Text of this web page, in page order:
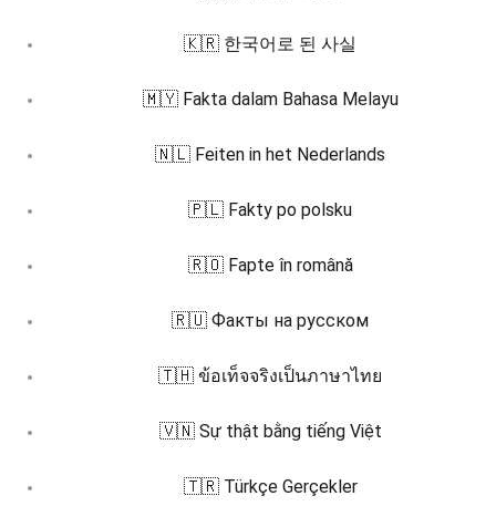
🇰🇷 한국어로 된 사실
🇲🇾 Fakta dalam Bahasa Melayu
🇳🇱 Feiten in het Nederlands
🇵🇱 Fakty po polsku
🇷🇴 Fapte în română
🇷🇺 Факты на русском
🇹🇭 ข้อเท็จจริงเป็นภาษาไทย
🇻🇳 Sự thật bằng tiếng Việt
🇹🇷 Türkçe Gerçekler